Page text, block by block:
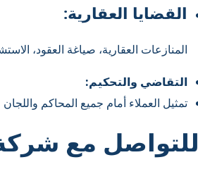
القضايا العقارية:
المنازعات العقارية، صياغة العقود،
التقاضي والتحكيم:
تمثيل العملاء أمام جميع المحاكم
للتواصل مع شركة